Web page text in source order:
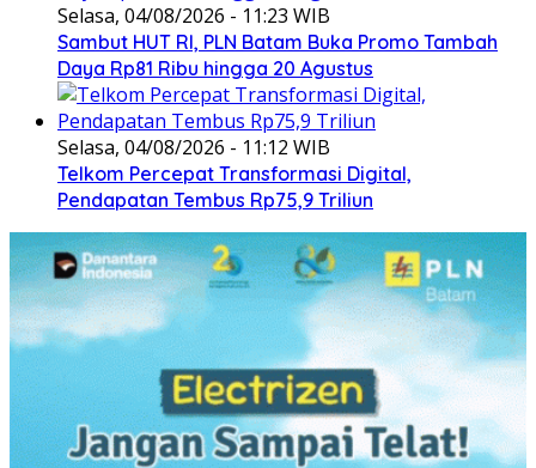
Selasa, 04/08/2026 - 11:23 WIB
Sambut HUT RI, PLN Batam Buka Promo Tambah
Daya Rp81 Ribu hingga 20 Agustus
Selasa, 04/08/2026 - 11:12 WIB
Telkom Percepat Transformasi Digital,
Pendapatan Tembus Rp75,9 Triliun